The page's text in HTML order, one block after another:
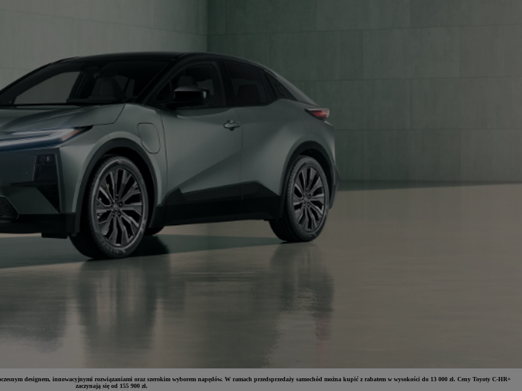
designem, innowacyjnymi rozwiązaniami oraz szerokim wyborem napędów. W ramach przedsprzedaży samochód można kupić z rabatem w wysokości do 13 000 zł. Ceny Toyoty C-HR+
zaczynają się od 155 900 zł.